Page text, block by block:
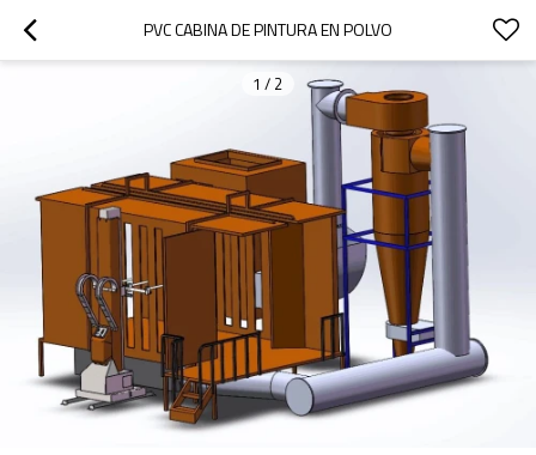
PVC CABINA DE PINTURA EN POLVO
1 / 2